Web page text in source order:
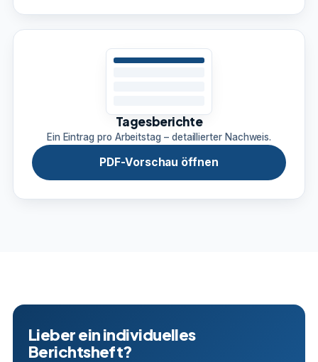
Tagesberichte
Ein Eintrag pro Arbeitstag – detaillierter Nachweis.
PDF-Vorschau öffnen
Lieber ein individuelles
Berichtsheft?